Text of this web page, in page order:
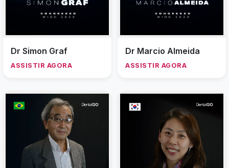
Dr Simon Graf
ASSISTIR AGORA
Dr Marcio Almeida
ASSISTIR AGORA